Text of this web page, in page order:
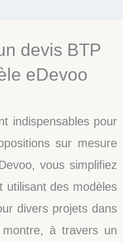
devis BTP
eDevoo
indispensables pour
sur mesure
vous simplifiez
utilisant des modèles
divers projets dans
à travers un